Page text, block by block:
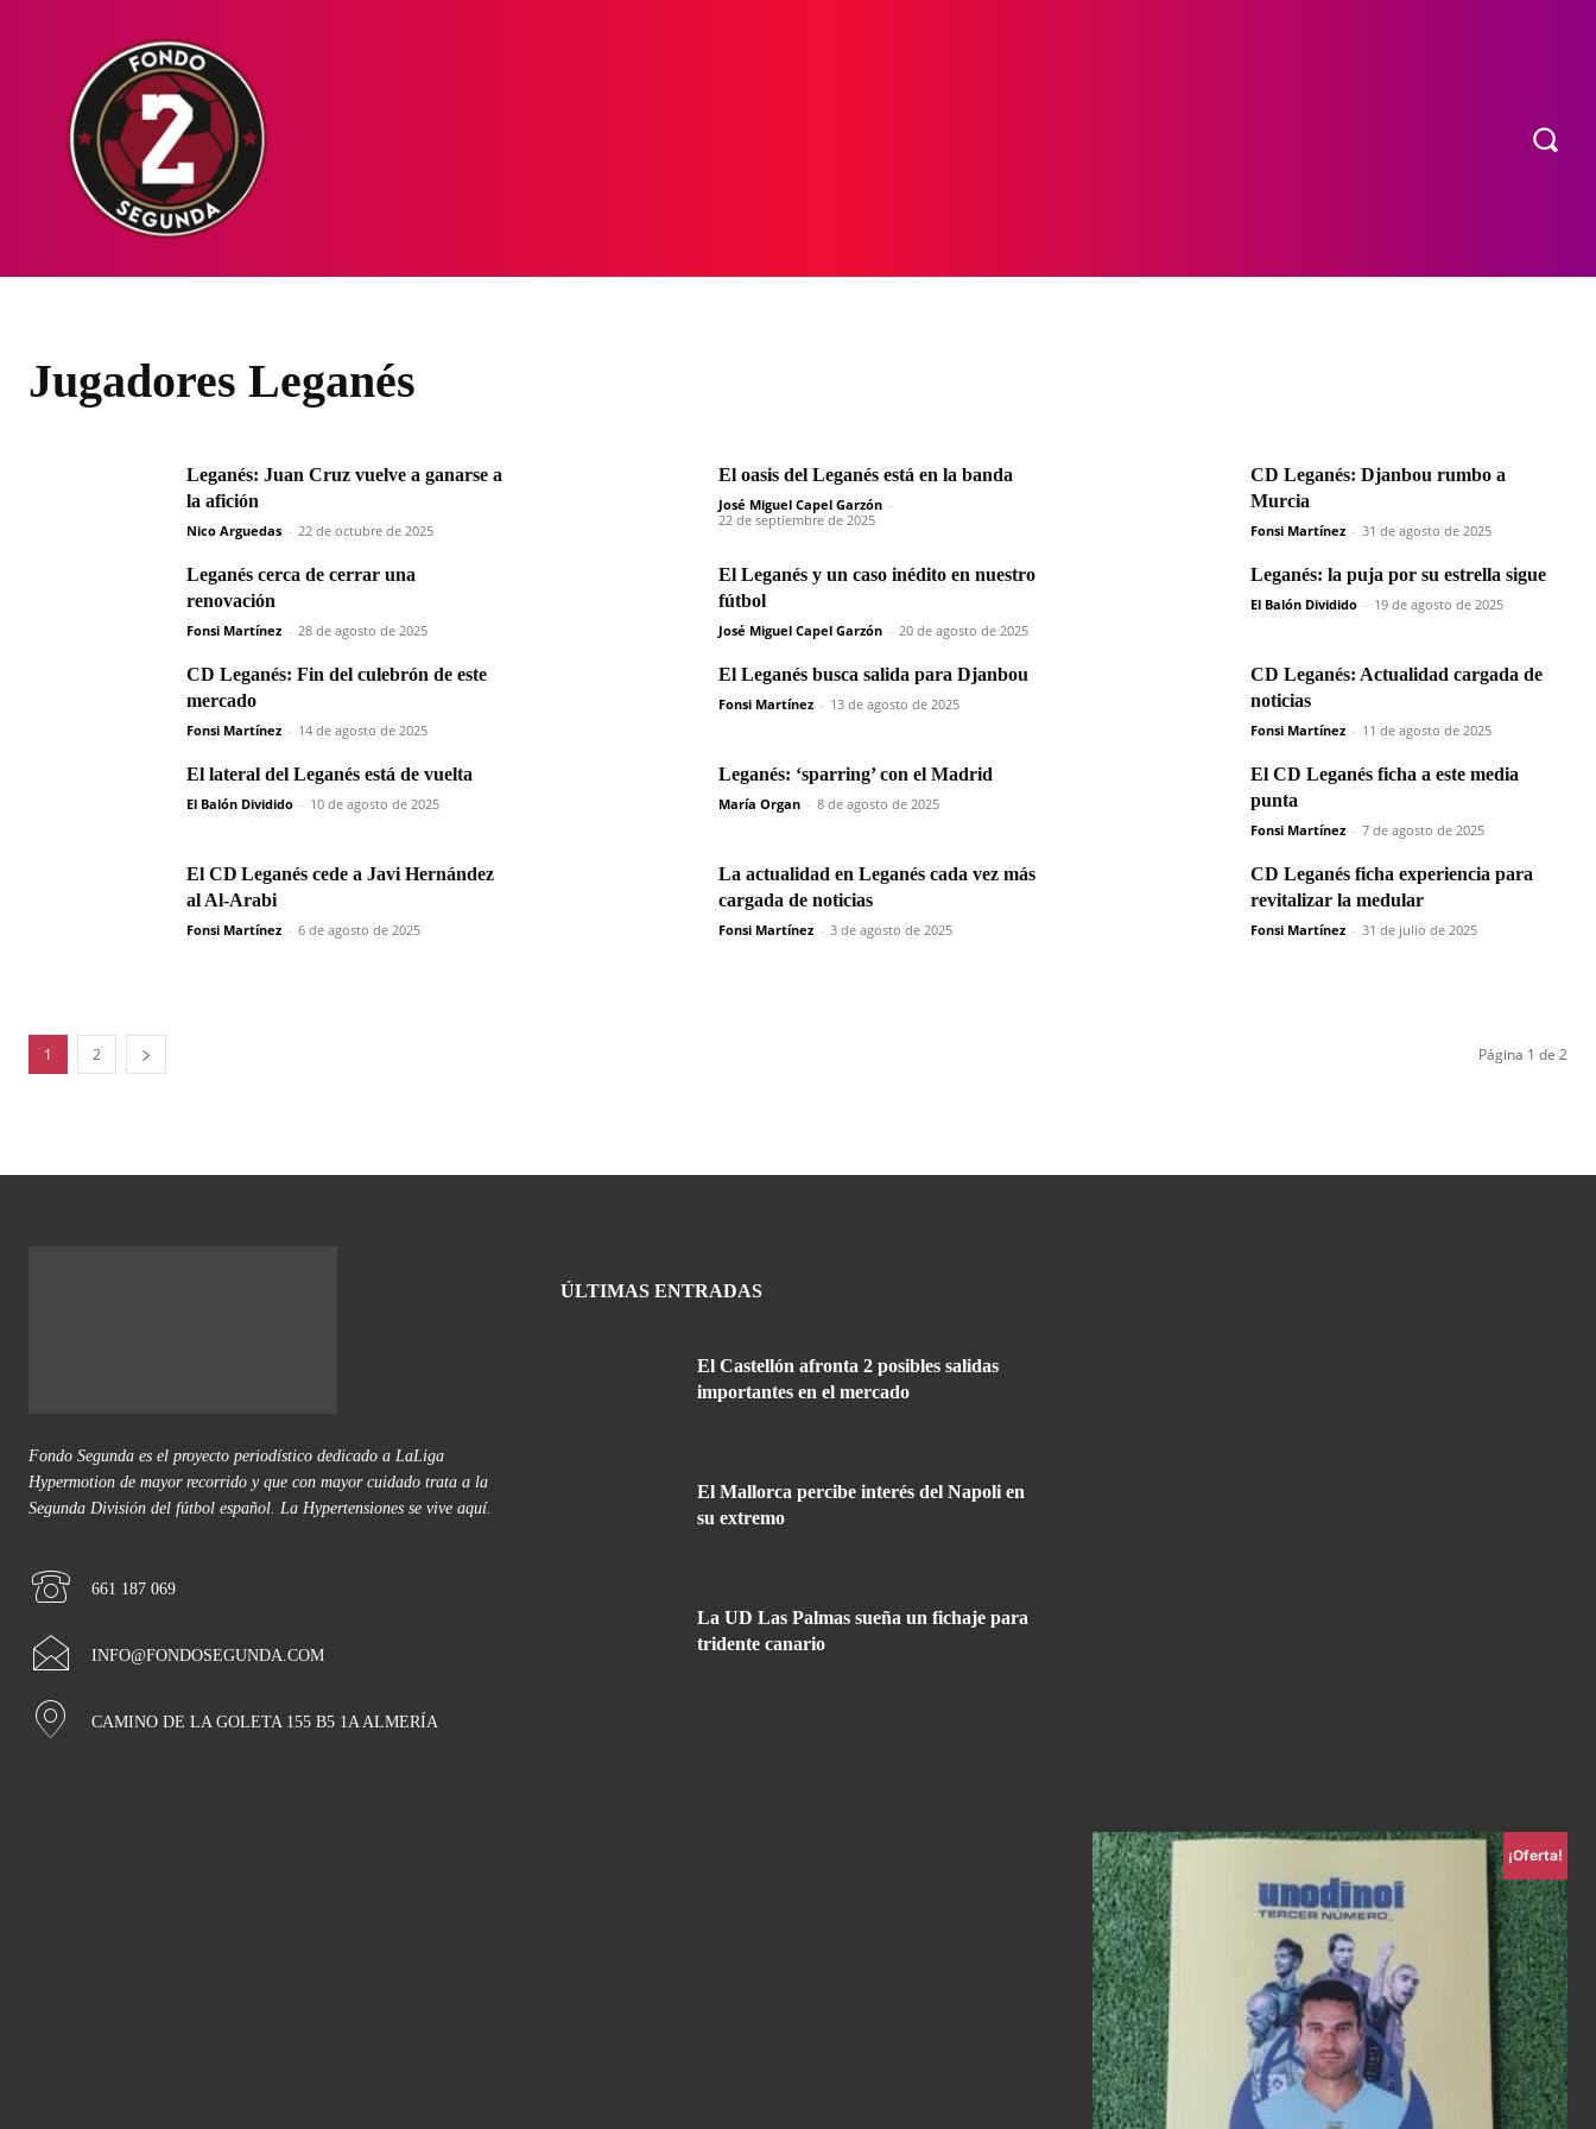
Jugadores Leganés
Leganés: Juan Cruz vuelve a ganarse a
la afición
Nico Arguedas - 22 de octubre de 2025
El oasis del Leganés está en la banda
José Miguel Capel Garzón -
22 de septiembre de 2025
CD Leganés: Djanbou rumbo a
Murcia
Fonsi Martínez - 31 de agosto de 2025
Leganés cerca de cerrar una
renovación
Fonsi Martínez - 28 de agosto de 2025
El Leganés y un caso inédito en nuestro
fútbol
José Miguel Capel Garzón - 20 de agosto de 2025
Leganés: la puja por su estrella sigue
El Balón Dividido - 19 de agosto de 2025
CD Leganés: Fin del culebrón de este
mercado
Fonsi Martínez - 14 de agosto de 2025
El Leganés busca salida para Djanbou
Fonsi Martínez - 13 de agosto de 2025
CD Leganés: Actualidad cargada de
noticias
Fonsi Martínez - 11 de agosto de 2025
El lateral del Leganés está de vuelta
El Balón Dividido - 10 de agosto de 2025
Leganés: ‘sparring’ con el Madrid
María Organ - 8 de agosto de 2025
El CD Leganés ficha a este media
punta
Fonsi Martínez - 7 de agosto de 2025
El CD Leganés cede a Javi Hernández
al Al‑Arabi
Fonsi Martínez - 6 de agosto de 2025
La actualidad en Leganés cada vez más
cargada de noticias
Fonsi Martínez - 3 de agosto de 2025
CD Leganés ficha experiencia para
revitalizar la medular
Fonsi Martínez - 31 de julio de 2025
1 2 Página 1 de 2
Fondo Segunda es el proyecto periodístico dedicado a LaLiga
Hypermotion de mayor recorrido y que con mayor cuidado trata a la
Segunda División del fútbol español. La Hypertensiones se vive aquí.
661 187 069
INFO@FONDOSEGUNDA.COM
CAMINO DE LA GOLETA 155 B5 1A ALMERÍA
ÚLTIMAS ENTRADAS
El Castellón afronta 2 posibles salidas
importantes en el mercado
El Mallorca percibe interés del Napoli en
su extremo
La UD Las Palmas sueña un fichaje para
tridente canario
¡Oferta!